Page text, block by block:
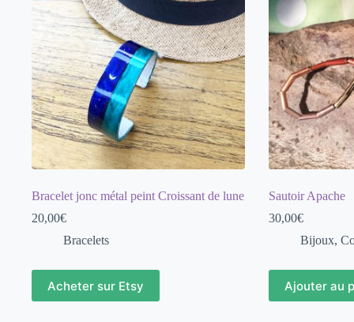
Bracelet jonc métal peint Croissant de lune
20,00€
Bracelets
Acheter sur Etsy
Sautoir Apache
30,00€
Bijoux,
Ajouter au